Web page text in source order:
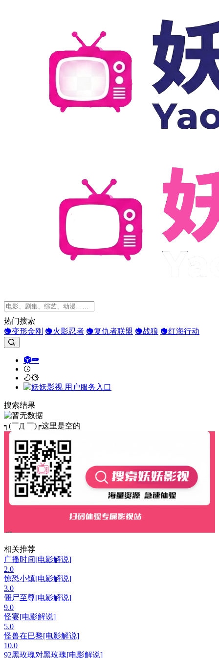
热门搜索
变形金刚
火影忍者 复仇者联盟 战狼 红海行动
搜索结果
┑(￣Д ￣)┍这里是空的
相关推荐
广播时间[电影解说]
2.0
惊恐小镇[电影解说]
3.0
僵尸至尊[电影解说]
9.0
怪宴[电影解说]
5.0
怪兽在巴黎[电影解说]
10.0
92黑玫瑰对黑玫瑰[电影解说]